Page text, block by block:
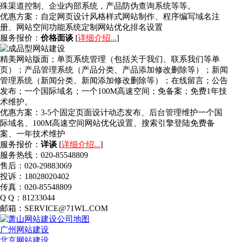
殊渠道控制、企业内部系统，产品防伪查询系统等等。
优惠方案： 自定网页设计风格样式网站制作、程序编写域名注
册、网站空间功能系统定制网站优化排名设置
服务报价： 价格面谈 [详细介绍...]
精美网站版面；单页系统管理（包括关于我们、联系我们等单
页）；产品管理系统（产品分类、产品添加修改删除等）；新闻
管理系统（新闻分类、新闻添加修改删除等）；在线留言；公告
发布；一个国际域名；一个100M高速空间；免备案；免费1年技
术维护。
优惠方案： 3-5个固定页面设计动态发布、后台管理维护一个国
际域名、100M高速空间网站优化设置、搜索引擎登陆免费备
案、一年技术维护
服务报价： 详谈 [详细介绍...]
服务热线：020-85548809
售后：020-29883069
投诉：18028020402
传真：020-85548809
Q Q：81233044
邮箱：SERVICE@71WL.COM
广州网站建设
北京网站建设